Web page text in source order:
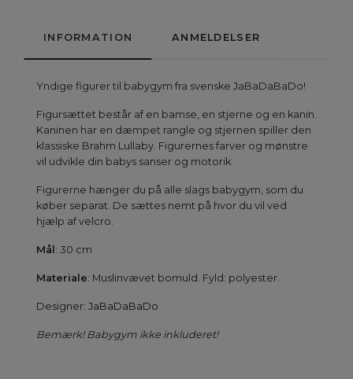
INFORMATION ANMELDELSER
Yndige figurer til babygym fra svenske JaBaDaBaDo!
Figursættet består af en bamse, en stjerne og en kanin.
Kaninen har en dæmpet rangle og stjernen spiller den
klassiske Brahm Lullaby. Figurernes farver og mønstre
vil udvikle din babys sanser og motorik.
Figurerne hænger du på alle slags babygym, som du
køber separat. De sættes nemt på hvor du vil ved
hjælp af velcro.
Mål : 30 cm
Materiale: Muslinvævet bomuld. Fyld: polyester.
Designer: JaBaDaBaDo
Bemærk! Babygym ikke inkluderet!